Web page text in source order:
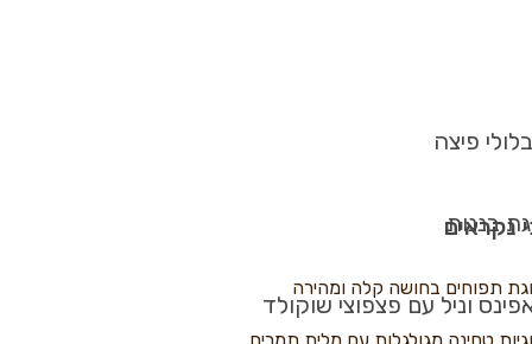
פיצה
בננות
וניל עם פצפוצי שוקולד
נקראים
תפוחים בחושה קלה ומהירה